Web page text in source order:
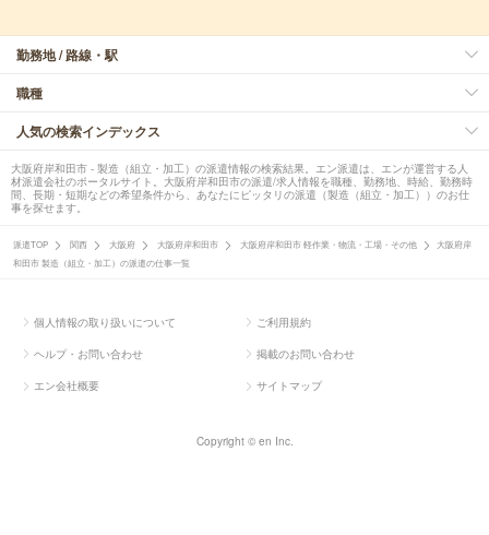
勤務地 / 路線・駅
職種
人気の検索インデックス
大阪府岸和田市 - 製造（組立・加工）の派遣情報の検索結果。エン派遣は、エンが運営する人
材派遣会社のポータルサイト。大阪府岸和田市の派遣/求人情報を職種、勤務地、時給、勤務時
間、長期・短期などの希望条件から、あなたにピッタリの派遣（製造（組立・加工））のお仕
事を探せます。
派遣TOP 関西 大阪府 大阪府岸和田市 大阪府岸和田市 軽作業・物流・工場・その他
大阪府岸
和田市 製造（組立・加工）の派遣の仕事一覧
個人情報の取り扱いについて ご利用規約
ヘルプ・お問い合わせ 掲載のお問い合わせ
エン会社概要 サイトマップ
Copyright © en Inc.